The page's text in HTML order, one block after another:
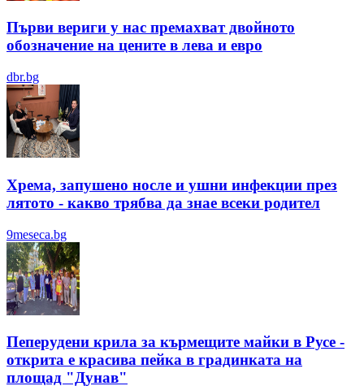
Първи вериги у нас премахват двойното
обозначение на цените в лева и евро
dbr.bg
Хрема, запушено носле и ушни инфекции през
лятотo - какво трябва да знае всеки родител
9meseca.bg
Пеперудени крила за кърмещите майки в Русе -
открита е красива пейка в градинката на
площад "Дунав"